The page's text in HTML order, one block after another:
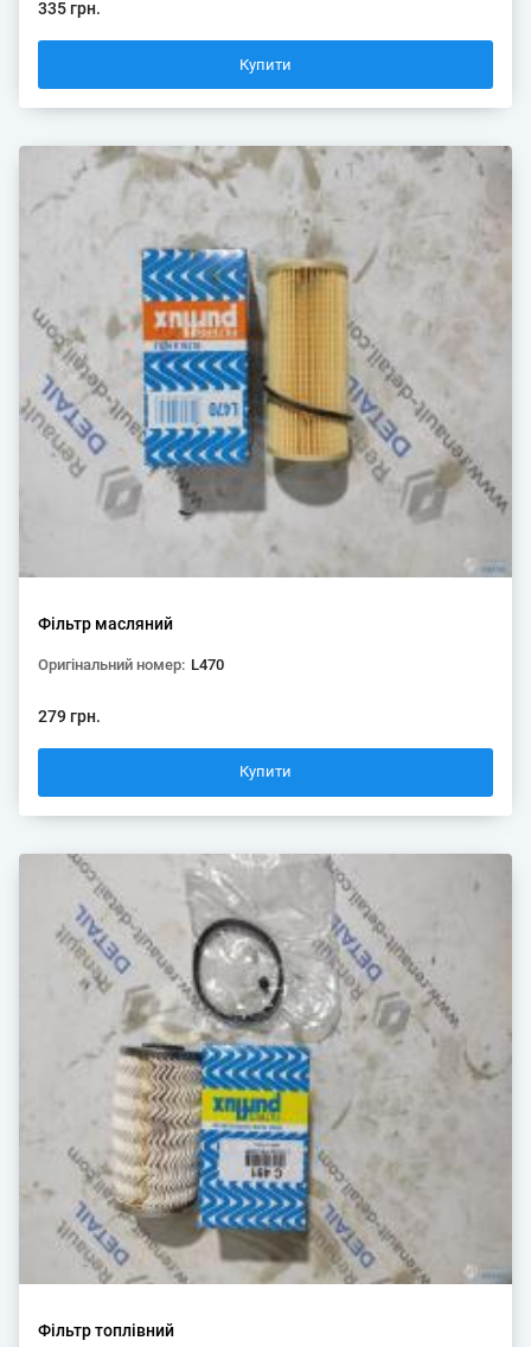
335 грн.
Фільтр масляний
Оригінальний номер: L470
279 грн.
Фільтр топлівний